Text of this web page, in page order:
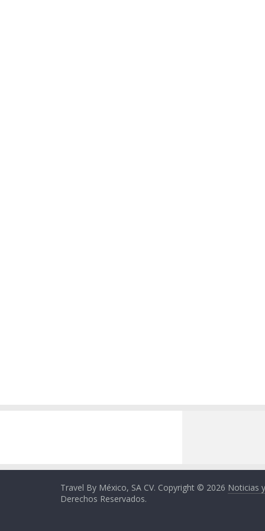
Travel By México, SA CV. Copyright © 2026 Noticias
Derechos Reservados.